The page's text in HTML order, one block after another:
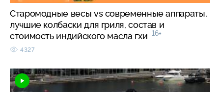
Старомодные весы vs современные аппараты,
лучшие колбаски для гриля, состав и
стоимость индийского масла гхи 16+
4327